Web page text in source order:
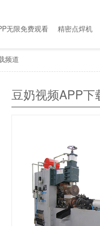
无限免费观看 精密点焊机
频道
豆奶视频APP下